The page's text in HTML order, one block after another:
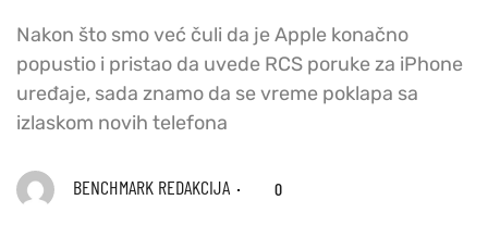
Nakon što smo već čuli da je Apple konačno
popustio i pristao da uvede RCS poruke za iPhone
uređaje, sada znamo da se vreme poklapa sa
izlaskom novih telefona
BENCHMARK REDAKCIJA 0